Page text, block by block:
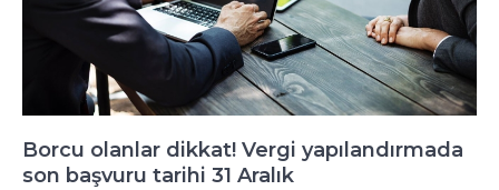
Borcu olanlar dikkat! Vergi yapılandırmada
son başvuru tarihi 31 Aralık